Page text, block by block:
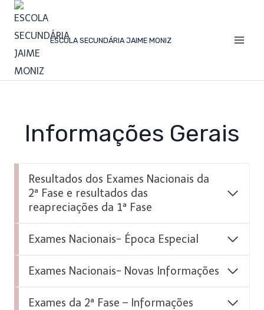
ESCOLA SECUNDÁRIA JAIME MONIZ
Informações Gerais
Resultados dos Exames Nacionais da
2ª Fase e resultados das
reapreciações da 1ª Fase
Exames Nacionais- Época Especial
Exames Nacionais- Novas Informações
Exames da 2ª Fase – Informações